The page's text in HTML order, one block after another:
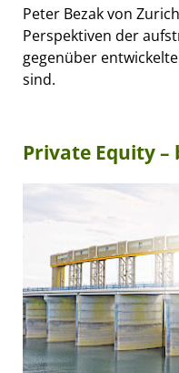
Peter Bezak von
Perspektiven der
gegenüber
sind.
Private Equity –